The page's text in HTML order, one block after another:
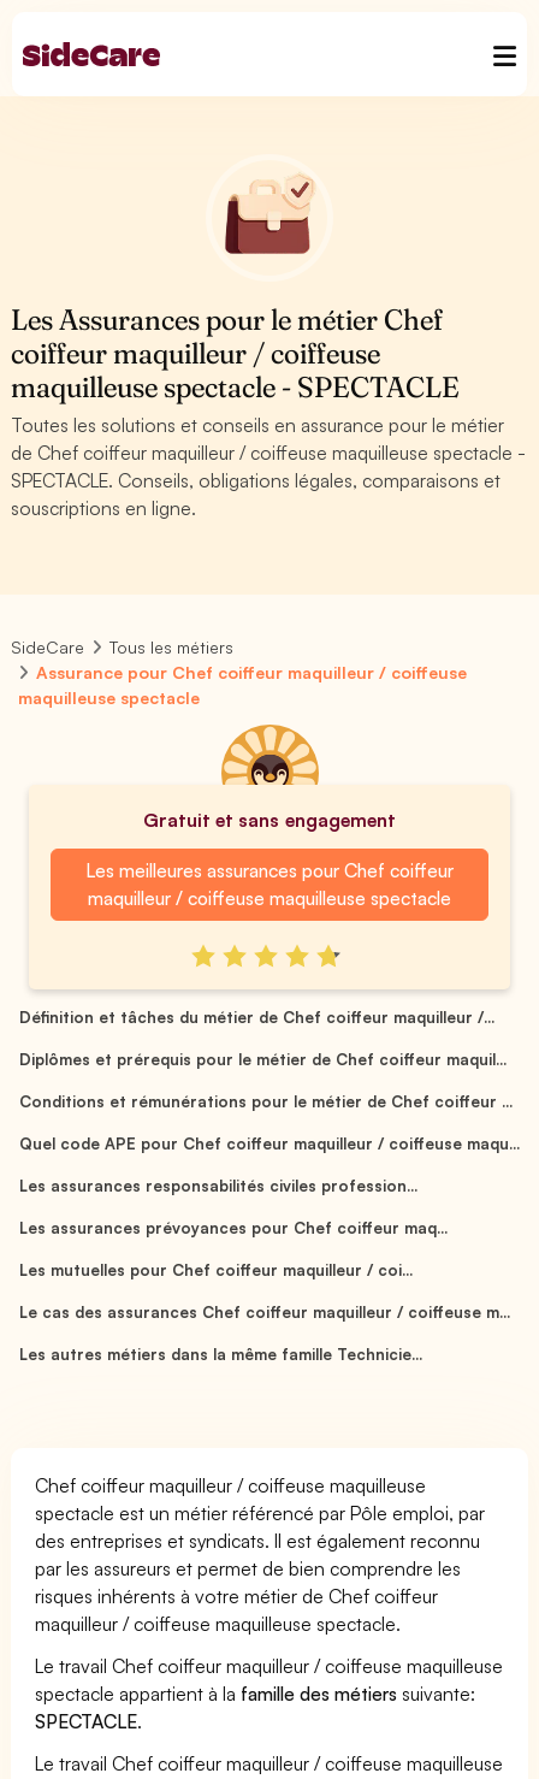
Les Assurances pour le métier Chef
coiffeur maquilleur / coiffeuse
maquilleuse spectacle - SPECTACLE
Toutes les solutions et conseils en assurance pour le métier
de Chef coiffeur maquilleur / coiffeuse maquilleuse spectacle -
SPECTACLE. Conseils, obligations légales, comparaisons et
souscriptions en ligne.
SideCare
Tous les métiers
Assurance pour Chef coiffeur maquilleur / coiffeuse
maquilleuse spectacle
Gratuit et sans engagement
Les meilleures assurances pour Chef coiffeur
maquilleur / coiffeuse maquilleuse spectacle
Définition et tâches du métier de Chef coiffeur maquilleur /...
Diplômes et prérequis pour le métier de Chef coiffeur maquil...
Conditions et rémunérations pour le métier de Chef coiffeur ...
Quel code APE pour Chef coiffeur maquilleur / coiffeuse maqu...
Les assurances responsabilités civiles profession...
Les assurances prévoyances pour Chef coiffeur maq...
Les mutuelles pour Chef coiffeur maquilleur / coi...
Le cas des assurances Chef coiffeur maquilleur / coiffeuse m...
Les autres métiers dans la même famille Technicie...
Chef coiffeur maquilleur / coiffeuse maquilleuse
spectacle est un métier référencé par Pôle emploi, par
des entreprises et syndicats. Il est également reconnu
par les assureurs et permet de bien comprendre les
risques inhérents à votre métier de Chef coiffeur
maquilleur / coiffeuse maquilleuse spectacle.
Le travail Chef coiffeur maquilleur / coiffeuse maquilleuse
spectacle appartient à la famille des métiers suivante:
SPECTACLE.
Le travail Chef coiffeur maquilleur / coiffeuse maquilleuse